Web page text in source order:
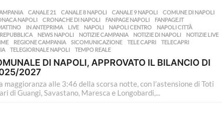
,CANALE 21 ,CANALE 8 NAPOLI ,CANALE 9 NAPOLI ,COMUNE DI NAPOLI
NAPOLI ,CRONACHE DI NAPOLI ,FANPAGE NAPOLI ,FANPAGE.IT
,IN ANTEPRIMA ,LIVE ,NAPOLI ,NAPOLI CENTRO ,NAPOLI CITTÀ
,NEWS NAPOLI ,NOTIZIE CAMPANIA ,NOTIZIE DI NAPOLI ,NOTIZIE LIVE
,REGIONE CAMPANIA ,SICOMUNICAZIONE ,TELE CAPRI ,TELECAPRI
,TELEGIORNALE NAPOLI ,TEMPO REALE
DI NAPOLI, APPROVATO IL BILANCIO DI
2027
maggioranza alle 3:46 della scorsa notte, con l’astensione di Toti
di Guangi, Savastano, Maresca e Longobardi,...